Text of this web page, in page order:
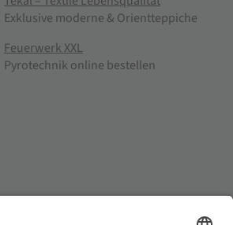
Exklusive moderne & Orientteppiche
Feuerwerk XXL
Pyrotechnik online bestellen